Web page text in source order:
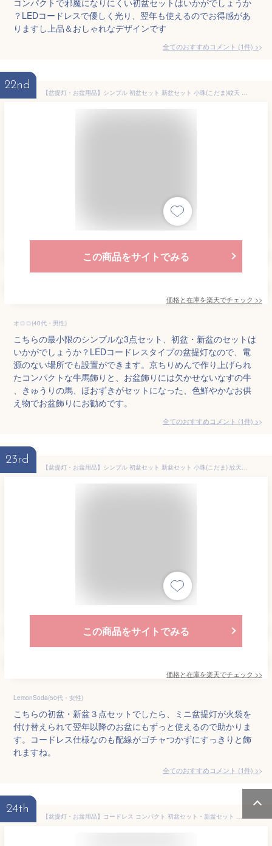
？LEDコードレスで優しく光り、翌年も使えるのでお得感があ
りますし上品＆おしゃれなデザインです
全てのおすすめコメント (1件) >
22nd
【盆提灯・お盆用品】シンプル 初盆セット 新盆セット 小珠(こだま)紋天 コードレス 3点セット 1-C【送料無料】【お盆セット お盆 提灯 初盆 新盆 飾り 白提灯 初盆飾り 新盆飾り 盆提灯 コンパクト ミニサイズ ミニ かわいい おしゃれ セット ちりめん牛馬】
この商品をサイトでみる
価格と在庫を楽天でチェック >>
オロロ(40代・男性)
こちらの最小限のシンプルな3点セット、初盆・新盆のセットは
いかがでしょうか？LEDコードレスタイプの盆提灯なので、電
源のない場所でも設置ができます。京ちりめんで作り上げられ
たコンパクトな牛馬飾りと、お盆飾りには欠かせないなすの牛
、きゅうりの馬、ほおずきがセットになった、色鮮やかなお供
え物でお盆飾りにお勧めです。
全てのおすすめコメント (1件) >
23rd
【盆提灯・お盆用品】シンプル 初盆セット 新盆セット 小珠(こだま) 紋天・萩に桔梗 コードレス 3点セット 1-F【送料無料】【お盆セット お盆 提灯 初盆 新盆 飾り 白提灯 初盆飾り 新盆飾り 盆提灯 コンパクト ミニサイズ ミニ かわいい おしゃれ セット】
この商品をサイトでみる
価格と在庫を楽天でチェック >>
LemonSoda(50代・女性)
こちらの初盆・新盆３点セットでしたら、ミニ盆提灯が火袋を
付け替えられて翌年以降のお盆にもずっと使えるので助かりま
す。コードレス仕様なのも配線がゴチャつかずにすっきりと飾
れますね。
全てのおすすめコメント (1件) >
24th
【盆提灯・お盆用品】コードレス コンパクト 初盆セット・新盆セット 小珠紋天+結花3号新盆